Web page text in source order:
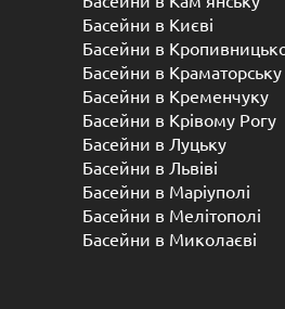
Басейни в Києві
Басейни в
Басейни в Краматорську
Басейни в Кременчуку
Басейни в Крівому Рогу
Басейни в Луцьку
Басейни в Львіві
Басейни в Маріуполі
Басейни в Мелітополі
Басейни в Миколаєві